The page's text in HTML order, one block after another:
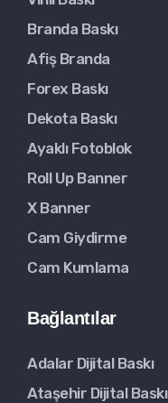
Branda Baskı
Afiş Branda
Forex Baskı
Dekota Baskı
Ayaklı Fotoblok
Roll Up Banner
X Banner
Cam Giydirme
Cam Kumlama
Bağlantılar
Adalar Dijital Baskı
Ataşehir Dijital Baskı